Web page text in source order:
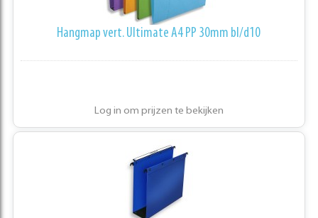
Hangmap vert. Ultimate A4 PP 30mm bl/d10
Log in om prijzen te bekijken